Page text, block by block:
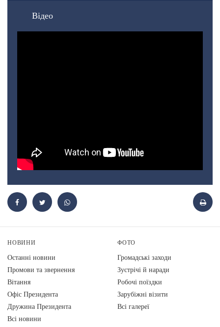
Відео
НОВИНИ
Останні новини
Промови та звернення
Вiтання
Офіс Президента
Дружина Президента
Всі новини
ФОТО
Громадські заходи
Зустрічі й наради
Робочі поїздки
Зарубіжні візити
Всі галереї